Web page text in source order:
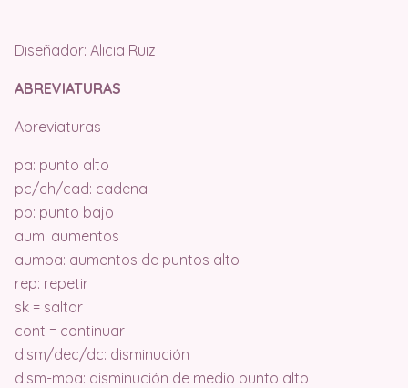
Diseñador: Alicia Ruiz
ABREVIATURAS
Abreviaturas
pa: punto alto
pc/ch/cad: cadena
pb: punto bajo
aum: aumentos
aumpa: aumentos de puntos alto
rep: repetir
sk = saltar
cont = continuar
dism/dec/dc: disminución
dism-mpa: disminución de medio punto alto